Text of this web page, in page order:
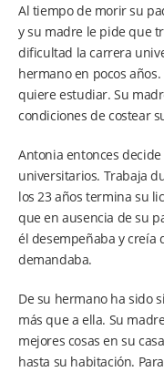
Al tiempo de morir su
y su madre le pide que
dificultad la carrera
hermano en pocos
quiere estudiar. Su
condiciones de costear
Antonia entonces
universitarios. Trabaja
los 23 años termina su
que en ausencia de su
él desempeñaba y creía
demandaba.
De su hermano ha sido
más que a ella. Su
mejores cosas en su
hasta su habitación.